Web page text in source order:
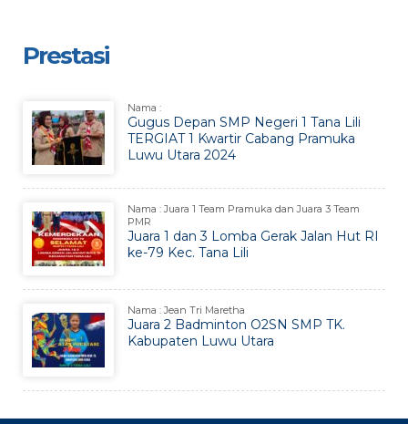
Prestasi
Nama :
Gugus Depan SMP Negeri 1 Tana Lili
TERGIAT 1 Kwartir Cabang Pramuka
Luwu Utara 2024
Nama : Juara 1 Team Pramuka dan Juara 3 Team
PMR
Juara 1 dan 3 Lomba Gerak Jalan Hut RI
ke-79 Kec. Tana Lili
Nama : Jean Tri Maretha
Juara 2 Badminton O2SN SMP TK.
Kabupaten Luwu Utara